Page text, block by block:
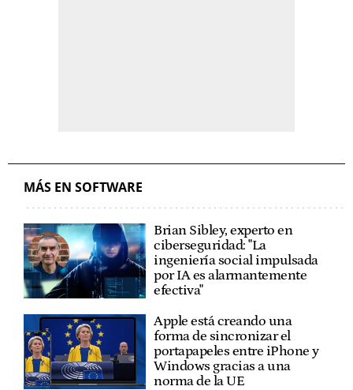
MÁS EN SOFTWARE
Brian Sibley, experto en
ciberseguridad: "La
ingeniería social impulsada
por IA es alarmantemente
efectiva"
Apple está creando una
forma de sincronizar el
portapapeles entre iPhone y
Windows gracias a una
norma de la UE